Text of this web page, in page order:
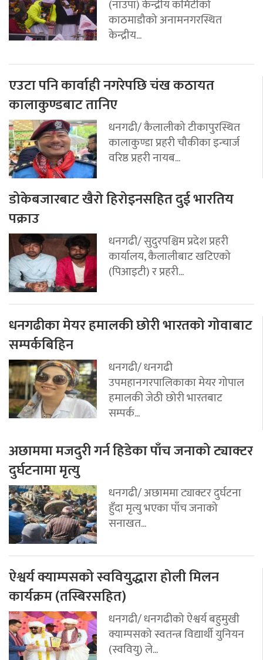
(नाउपा) केन्द्रीय कमिटीको
काठमाडौको अनामनगरस्थित
केन्द्रीय...
एउटा पनि कार्वाही नगरेपछि चंख कठायत
कालाकुण्डबाट तानिए
धनगढी/ कैलालीको टीकापुरस्थित
कालाकुण्डा प्रहरी चौकीका इन्चार्ज
वरिष्ठ प्रहरी नायब...
डोकेबजारबाट खैरो हिरोइनसहित दुई भारतिय
पक्राउ
धनगढी/ सुदुरपश्चिम प्रदेश प्रहरी
कार्यालय, कैलालीबाट खटिएको
(पिआइटी) र प्रहरी...
धनगढीका मेयर हमालकी छोरी भारतको गोवाबाट
सम्पर्कबिहिन
धनगढी/ धनगढी
उपमहानगरपालिकाका मेयर गोपाल
हमालकी जेठी छोरी भारतबाट
सम्पर्क...
अछाममा मजदुरी गर्न हिडेका पाँच जनाको ट्याक्टर
दुर्घटनामा मृत्यु
धनगढी/ अछाममा ट्याक्टर दुर्घटना
हुँदा मृत्यु भएका पाँच जनाको
सनाखत...
ऐश्वर्य क्याम्पसको स्ववियुद्धारा होली मिलन
कार्यक्रम (तस्बिरसहित)
धनगढी/ धनगढीको ऐश्वर्य बहुमुखी
क्याम्पसको स्वतन्त्र विद्यार्थी युनियन
(स्ववियु) ले...